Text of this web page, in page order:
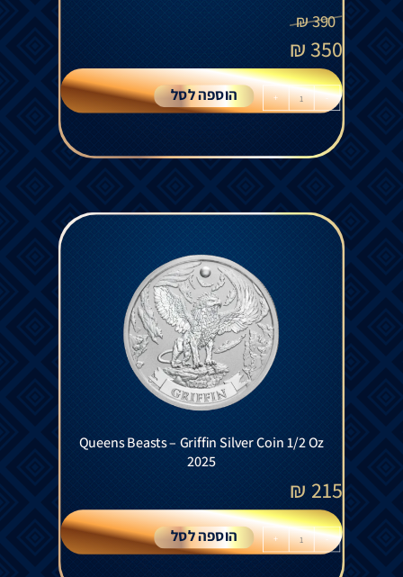
390
₪
350
₪
-
+ הוספה לסל
Queens Beasts – Griffin Silver Coin 1/2 Oz
2025
215
₪
-
+ הוספה לסל